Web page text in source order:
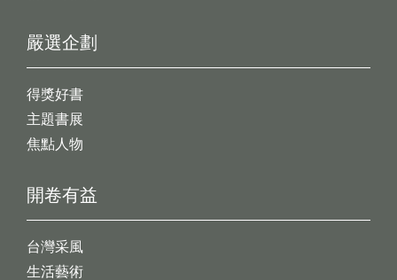
開卷有益
台灣采風
生活藝術
嚴選企劃
得獎好書
主題書展
焦點人物